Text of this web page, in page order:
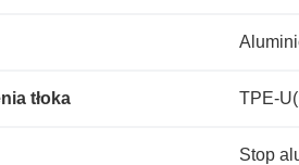
tłoka TPE-
Stop